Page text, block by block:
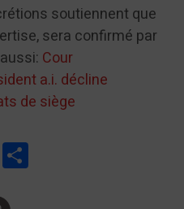
soutiennent que
sera confirmé par
Cour
a.i. décline
de siège
Print